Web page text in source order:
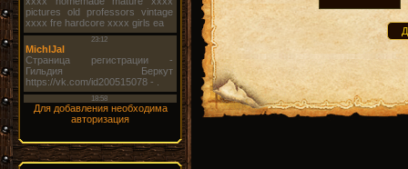
Для добавления необходима
авторизация